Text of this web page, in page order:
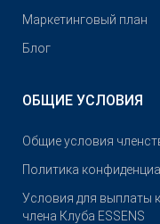
Маркетинговый план
Блог
ОБЩИЕ УСЛОВИЯ
Общие условия
Политика
Условия для выплаты
члена Клуба ESSENS